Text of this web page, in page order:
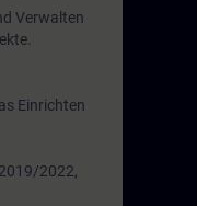
Verwalten
Einrichten
2022,